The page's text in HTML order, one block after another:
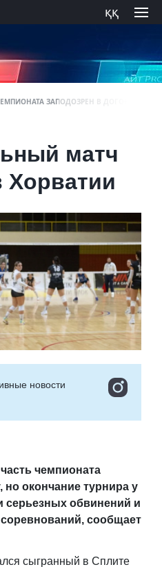
ққ
ЗАПОДОЗРЕН В ДОГОВОРНЯКЕ
матч
Хорватии
новости
чемпионата
окончание турнира у
серьезных обвинений и
сообщает
сыгранный в Сплите